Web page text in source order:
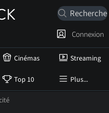
Cinémas Streaming
Top 10 Plus...
Connexion